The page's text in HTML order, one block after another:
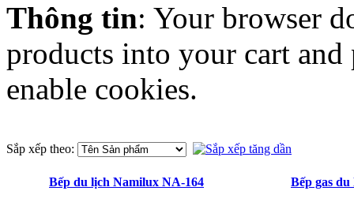
Thông tin: Your browser
products into your cart and
enable cookies.
Sắp xếp theo:
Bếp du lịch Namilux NA-164 Bếp gas